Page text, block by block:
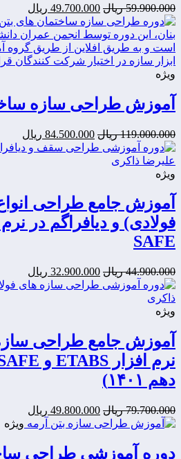
59.900.000 ریال قیمت
اصلی:
59.900.000
ریال
بود.
49.700.000 ریال
فعلی:
ریال.
ویژه
آموزش طراحی سازه
119.000.000 ریال قیمت
اصلی:
84.500.000 ریال
ویژه
آموزش جامع طراحی
SAFE
44.900.000 ریال قیمت
اصلی:
32.900.000 ریال
فعلی:
ویژه
آموزش جامع طراحی
دهم ۱۴۰۱)
79.700.000 ریال قیمت
اصلی:
ریال
49.800.000 ریال
فعلی:
ریال.
ویژه
دوره آموزشی طراحی